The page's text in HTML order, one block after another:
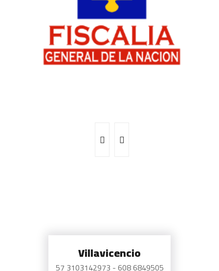
Villavicencio
57 3103142973 - 608 6849505